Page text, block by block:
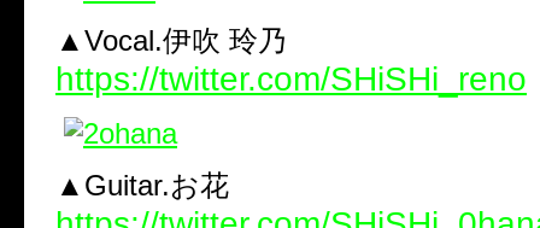
▲Vocal.伊吹 玲乃
https://twitter.com/SHiSHi_reno
▲Guitar.お花